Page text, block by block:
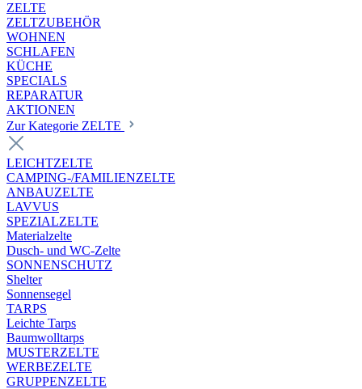
ZELTE
ZELTZUBEHÖR
WOHNEN
SCHLAFEN
KÜCHE
SPECIALS
REPARATUR
AKTIONEN
Zur Kategorie ZELTE
LEICHTZELTE
CAMPING-/FAMILIENZELTE
ANBAUZELTE
LAVVUS
SPEZIALZELTE
Materialzelte
Dusch- und WC-Zelte
SONNENSCHUTZ
Shelter
Sonnensegel
TARPS
Leichte Tarps
Baumwolltarps
MUSTERZELTE
WERBEZELTE
GRUPPENZELTE